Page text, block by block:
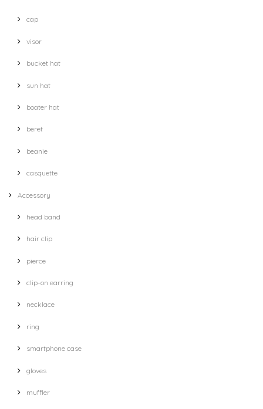
cap
visor
bucket hat
sun hat
boater hat
beret
beanie
casquette
Accessory
head band
hair clip
pierce
clip-on earring
necklace
ring
smartphone case
gloves
muffler